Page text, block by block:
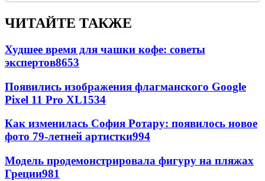
ЧИТАЙТЕ ТАКЖЕ
Худшее время для чашки кофе: советы
экспертов8653
Появились изображения флагманского Google
Pixel 11 Pro XL1534
Как изменилась София Ротару: появилось новое
фото 79-летней артистки994
Модель продемонстрировала фигуру на пляжах
Греции981